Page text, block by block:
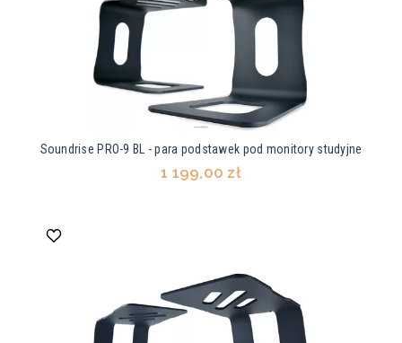
Soundrise PRO-9 BL - para podstawek pod monitory studyjne
1 199,00 zł